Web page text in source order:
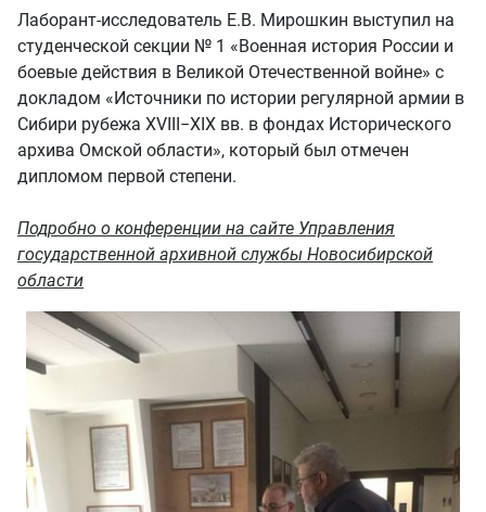
Лаборант-исследователь Е.В. Мирошкин выступил на
студенческой секции № 1 «Военная история России и
боевые действия в Великой Отечественной войне» с
докладом «Источники по истории регулярной армии в
Сибири рубежа XVIII−XIX вв. в фондах Исторического
архива Омской области», который был отмечен
дипломом первой степени.
Подробно о конференции на сайте Управления
государственной архивной службы Новосибирской
области